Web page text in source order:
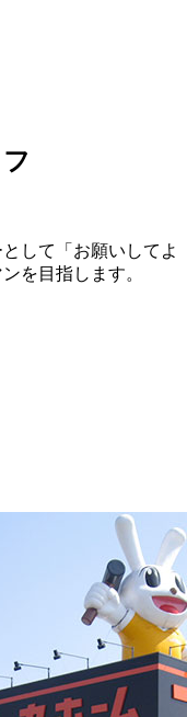
して「お願いしてよ
を目指します。